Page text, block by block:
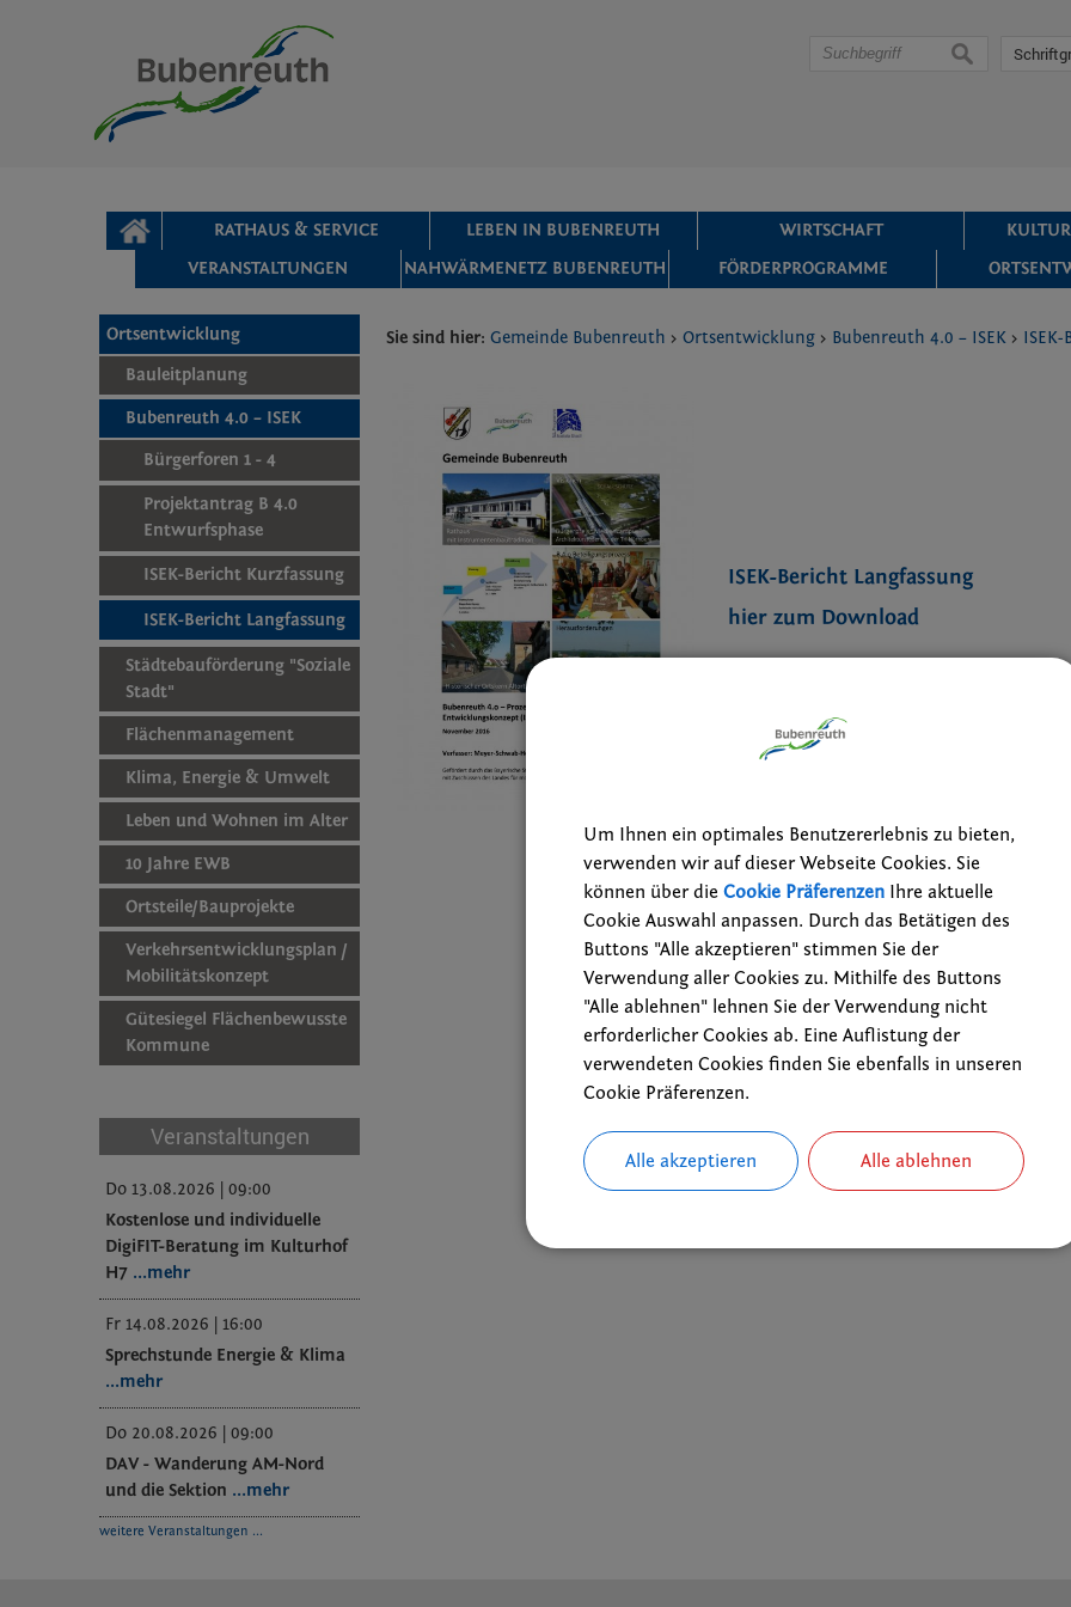
suchen
STARTSEITE RATHAUS & SERVICE LEBEN IN BUBENREUTH WIRTSCHAFT
VERANSTALTUNGEN
NAHWÄRMENETZ BUBENREUTH FÖRDERPROGRAMME
Ortsentwicklung
Bauleitplanung
Bubenreuth 4.0 – ISEK
Bürgerforen 1 - 4
Projektantrag B 4.0
Entwurfsphase
ISEK-Bericht Kurzfassung
ISEK-Bericht Langfassung
Städtebauförderung "Soziale
Stadt"
Flächenmanagement
Klima, Energie & Umwelt
Leben und Wohnen im Alter
10 Jahre EWB
Ortsteile/Bauprojekte
Verkehrsentwicklungsplan /
Mobilitätskonzept
Gütesiegel Flächenbewusste
Kommune
Veranstaltungen
Do 13.08.2026 | 09:00
Kostenlose und individuelle
DigiFIT-Beratung im Kulturhof
H7 ...mehr
Fr 14.08.2026 | 16:00
Sprechstunde Energie & Klima
...mehr
Do 20.08.2026 | 09:00
DAV - Wanderung AM-Nord
und die Sektion ...mehr
weitere Veranstaltungen ...
Sie sind hier: Gemeinde Bubenreuth >Ortsentwicklung > Bubenreuth 4.0 – ISEK >
ISEK-Bericht Langfassung
hier zum Download
Um Ihnen ein optimales Benutzererlebnis zu bieten,
verwenden wir auf dieser Webseite Cookies. Sie
können über die Cookie PräferenzenIhre aktuelle
Cookie Auswahl anpassen. Durch das Betätigen des
Buttons "Alle akzeptieren" stimmen Sie der
Verwendung aller Cookies zu. Mithilfe des Buttons
"Alle ablehnen" lehnen Sie der Verwendung nicht
erforderlicher Cookies ab. Eine Auflistung der
verwendeten Cookies finden Sie ebenfalls in unseren
Cookie Präferenzen.
Alle akzeptieren Alle ablehnen